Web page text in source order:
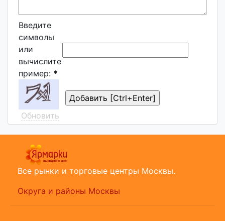
Введите
символы
или
вычислите
пример: *
Обновить
Все рынки и торговые центры Москвы.
Округа и районы Москвы